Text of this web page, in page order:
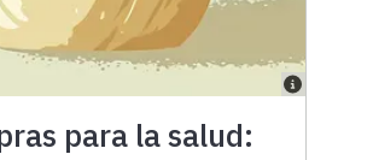
para la salud: